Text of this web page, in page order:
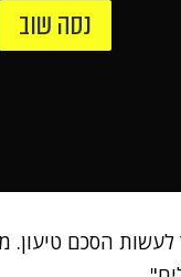
נסה שוב
הסכם טיעון.